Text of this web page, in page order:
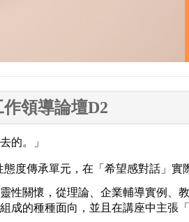
作領導論壇D2
的。」
態度傳承單元，在「希望感對話」實
性關懷，從理論、企業輔導實例、
成的種種面向，並且在講座中主張